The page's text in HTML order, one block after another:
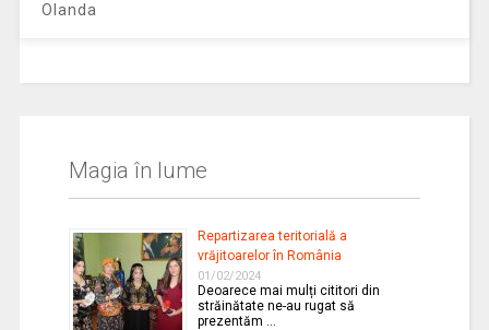
Olanda
Magia în lume
Repartizarea teritorială a
vrăjitoarelor în România
01/02/2024
Deoarece mai mulți cititori din
străinătate ne-au rugat să
prezentăm …